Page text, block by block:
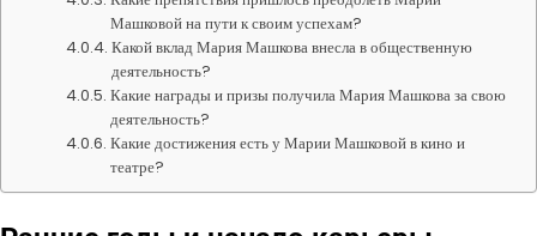
Машковой на пути к своим успехам?
Какой вклад Мария Машкова внесла в общественную
деятельность?
Какие награды и призы получила Мария Машкова за свою
деятельность?
Какие достижения есть у Марии Машковой в кино и
театре?